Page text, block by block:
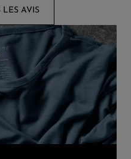
LES AVIS